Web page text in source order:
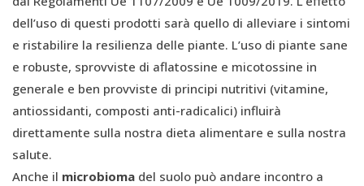
dell’uso di questi prodotti sarà quello di alleviare i sintomi
e ristabilire la resilienza delle piante. L’uso di piante sane
e robuste, sprovviste di aflatossine e micotossine in
generale e ben provviste di principi nutritivi (vitamine,
antiossidanti, composti anti-radicalici) influirà
direttamente sulla nostra dieta alimentare e sulla nostra
salute.
Anche il microbioma del suolo può andare incontro a